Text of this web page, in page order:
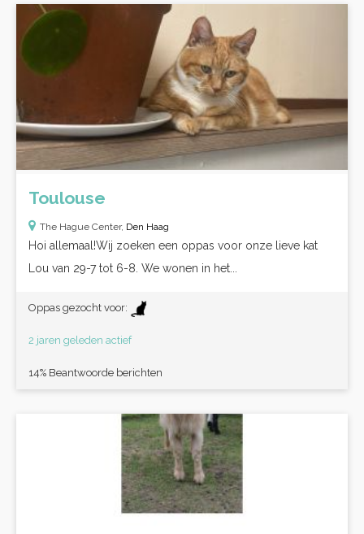
Toulouse
The Hague Center, Den Haag
Hoi allemaal!Wij zoeken een oppas voor onze lieve kat
Lou van 29-7 tot 6-8. We wonen in het...
Oppas gezocht voor:
2 jaren geleden actief
14% Beantwoorde berichten